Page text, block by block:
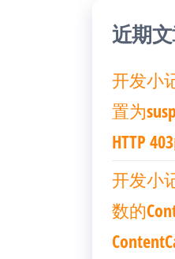
近期
开发小
置为
HTTP
开发小
数的